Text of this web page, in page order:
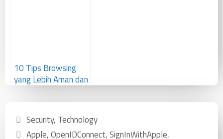
10 Tips Browsing
yang Lebih Aman dan
Security, Technology
Apple,OpenIDConnect,SignInWithApple,